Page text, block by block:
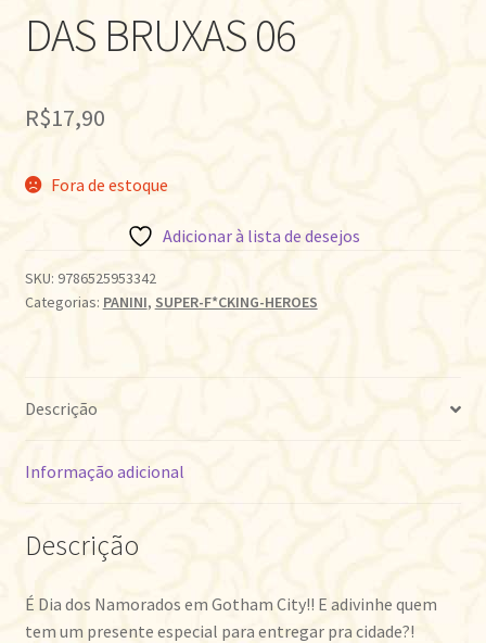
DAS BRUXAS 06
R$17,90
Fora de estoque
Adicionar à lista de desejos
SKU: 9786525953342
Categorias: PANINI, SUPER-F*CKING-HEROES
Descrição
Informação adicional
Descrição
É Dia dos Namorados em Gotham City!! E adivinhe quem
tem um presente especial para entregar pra cidade?!